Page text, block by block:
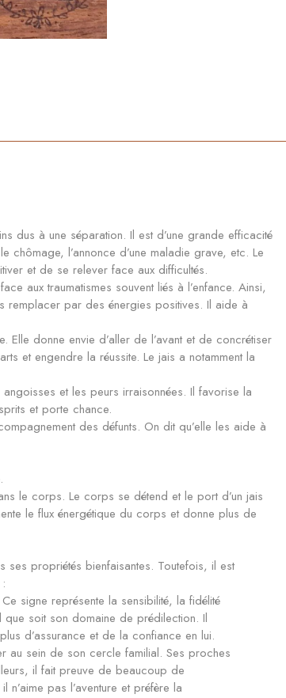
dus à une séparation. Il est d’une grande efficacité
l’annonce d’une maladie grave, etc. Le
et de se relever face aux difficultés.
aux traumatismes souvent liés à l’enfance. Ainsi,
remplacer par des énergies positives. Il aide à
donne envie d’aller de l’avant et de concrétiser
et engendre la réussite. Le jais a notamment la
et les peurs irraisonnées. Il favorise la
et porte chance.
des défunts. On dit qu’elle les aide à
le corps. Le corps se détend et le port d’un jais
le flux énergétique du corps et donne plus de
propriétés bienfaisantes. Toutefois, il est
signe représente la sensibilité, la fidélité
soit son domaine de prédilection. Il
d’assurance et de la confiance en lui.
au sein de son cercle familial. Ses proches
il fait preuve de beaucoup de
n’aime pas l’aventure et préfère la